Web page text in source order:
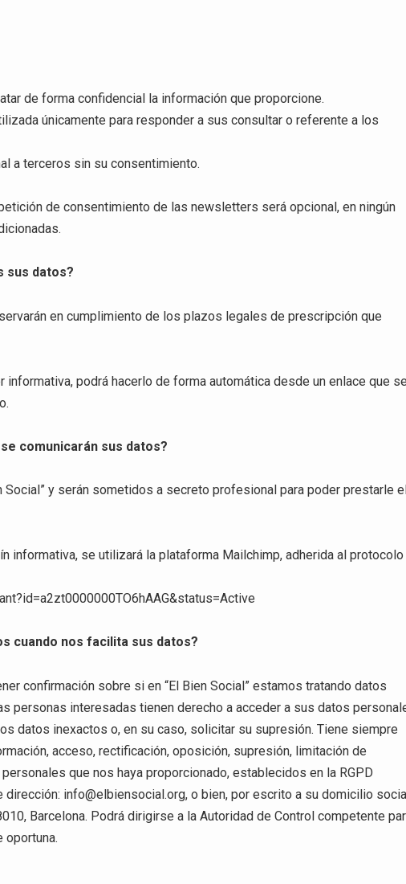
de forma confidencial la información que proporcione.
únicamente para responder a sus consultar o referente a los
a terceros sin su consentimiento.
de consentimiento de las newsletters será opcional, en ningún
sus datos?
en cumplimiento de los plazos legales de prescripción que
podrá hacerlo de forma automática desde un enlace que
comunicarán sus datos?
Social” y serán sometidos a secreto profesional para poder prestarle
informativa, se utilizará la plataforma Mailchimp, adherida al protocolo
cuando nos facilita sus datos?
confirmación sobre si en “El Bien Social” estamos tratando datos
personas interesadas tienen derecho a acceder a sus datos
datos inexactos o, en su caso, solicitar su supresión. Tiene siempre
acceso, rectificación, oposición, supresión, limitación de
que nos haya proporcionado, establecidos en la RGPD
dirección: info@elbiensocial.org, o bien, por escrito a su domicilio
Barcelona. Podrá dirigirse a la Autoridad de Control competente
oportuna.